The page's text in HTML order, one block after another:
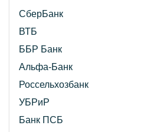
СберБанк
ВТБ
ББР Банк
Альфа-Банк
Россельхозбанк
УБРиР
Банк ПСБ